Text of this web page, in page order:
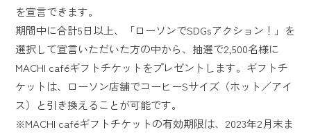
を宣言できます。
期間中に合計5日以上、「ローソンでSDGsアクション！」を
選択して宣言いただいた方の中から、抽選で2,500名様に
MACHI caféギフトチケットをプレゼントします。ギフトチ
ケットは、ローソン店舗でコーヒーSサイズ（ホット／アイ
ス）と引き換えることが可能です。
※MACHI caféギフトチケットの有効期限は、2023年2月末ま